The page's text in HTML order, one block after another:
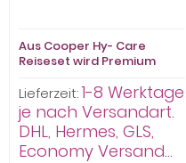
Aus Cooper Hy- Care
Reiseset wird Premium
Reiseset mit Hyaluron
100ml / 1 Behälter
Lieferzeit:1-8 Werktage
je nach Versandart.
DHL, Hermes, GLS,
Economy Versand...